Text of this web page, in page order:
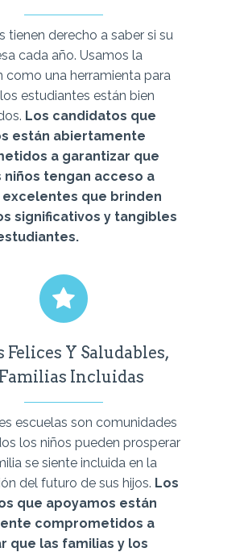
tienen derecho a saber si su
cada año. Usamos la
como una herramienta para
estudiantes están bien
Los candidatos que
están abiertamente
a garantizar que
niños tengan acceso a
que brinden
significativos y tangibles
Felices Y Saludables,
Incluidas
escuelas son comunidades
los niños pueden prosperar
se siente incluida en la
del futuro de sus hijos. Los
que apoyamos están
comprometidos a
que las familias y los